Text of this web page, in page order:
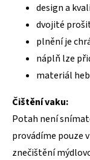
design a
dvojité
plnění je
náplň lze
materiál
Čištění vaku:
Potah není
provádíme pouze
znečištění